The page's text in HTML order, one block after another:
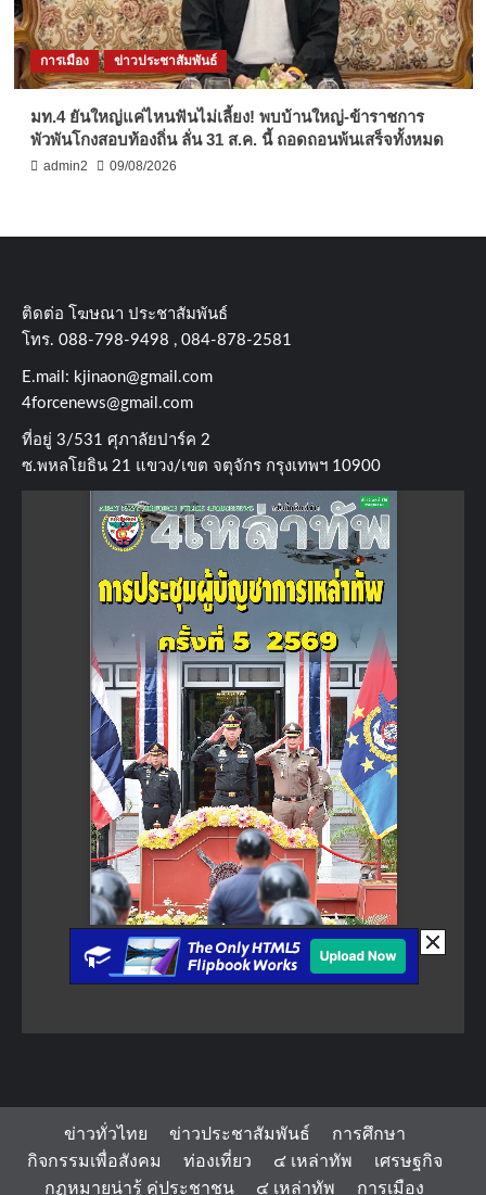
การเมือง ข่าวประชาสัมพันธ์
มท.4 ยันใหญ่แค่ไหนฟันไม่เลี้ยง! พบบ้านใหญ่-ข้าราชการ
พัวพันโกงสอบท้องถิ่น ลั่น 31 ส.ค. นี้ ถอดถอนพ้นเสร็จทั้งหมด
admin2 09/08/2026
ติดต่อ​ โฆษณา​ ประชาสัมพันธ์
โทร​. 088-798-9498 , 084-878-2581
E.mail: kjinaon@gmail.com
4forcenews@gmail.com
ที่อยู่​ 3/531​ ศุภาลัยปาร์ค​ 2
ซ.พหลโยธิน​ 21​ แขวง/เขต​ จตุจักร​ กรุงเทพฯ 10900
ข่าวทั่วไทย ข่าวประชาสัมพันธ์
การศึกษา
กิจกรรมเพื่อสังคม
ท่องเที่ยว ๔ เหล่าทัพ
เศรษฐกิจ
กฏหมายน่ารู้ คู่ประชาชน
๔ เหล่าทัพ การเมือง